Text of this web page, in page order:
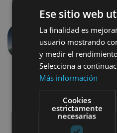
Anterior
Ese sitio web
La finalidad es
usuario mostrando
y medir el
Selecciona a
Más información
Cookies
estrictamente
necesarias